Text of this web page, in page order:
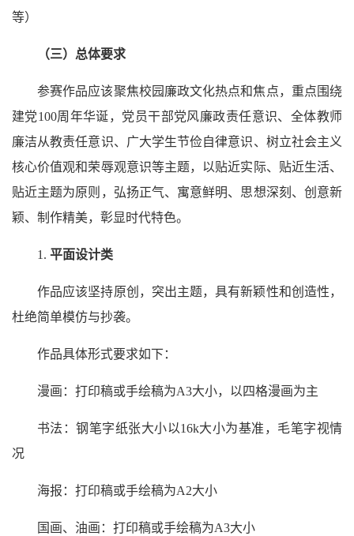
等）
（三）总体要求
参赛作品应该聚焦校园廉政文化热点和焦点，重点围绕
建党100周年华诞，党员干部党风廉政责任意识、全体教师
廉洁从教责任意识、广大学生节俭自律意识、树立社会主义
核心价值观和荣辱观意识等主题，以贴近实际、贴近生活、
贴近主题为原则，弘扬正气、寓意鲜明、思想深刻、创意新
颖、制作精美，彰显时代特色。
1. 平面设计类
作品应该坚持原创，突出主题，具有新颖性和创造性，
杜绝简单模仿与抄袭。
作品具体形式要求如下：
漫画：打印稿或手绘稿为A3大小，以四格漫画为主
书法：钢笔字纸张大小以16k大小为基准，毛笔字视情
况
海报：打印稿或手绘稿为A2大小
国画、油画：打印稿或手绘稿为A3大小